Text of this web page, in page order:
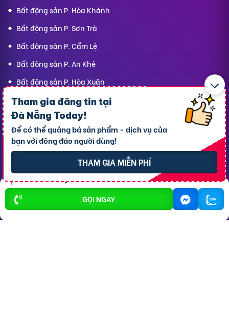
GỌI NGAY
Tham gia đăng tin tại
Đà Nẵng Today!
Để có thể quảng bá sản phẩm - dịch vụ của
bạn với đông đảo người dùng!
THAM GIA MIỄN PHÍ
Bất động sản P. Hòa Khánh
Bất động sản P. Sơn Trà
Bất động sản P. Cẩm Lệ
Bất động sản P. An Khê
Bất động sản P. Hòa Xuân
Dịch vụ
thông dụng
Cho thuê phòng trọ
Xe tải chở thuê
Homestay
khách hàng
Giới thiệu
Thông báo
Bảng giá dịch vụ
Blog